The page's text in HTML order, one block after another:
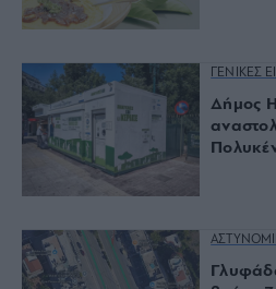
ΓΕΝΙΚΕΣ
Δήμος